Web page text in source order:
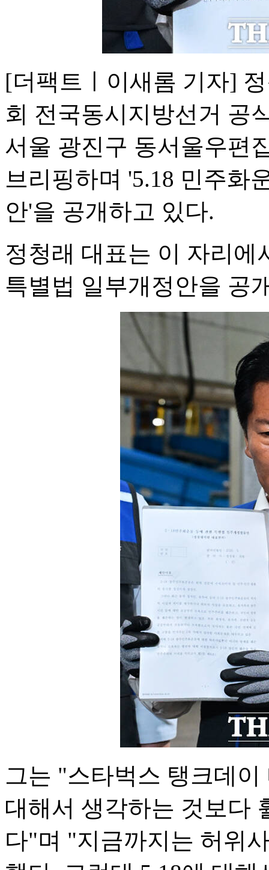
[더팩트ㅣ이새롬 기자]
회 전국동시지방선거 공
서울 광진구 동서울우편
브리핑하며 '5.18 민주화
안'을 공개하고 있다.
정청래 대표는 이 자리에
특별법 일부개정안을 공
그는 "스타벅스 탱크데
대해서 생각하는 것보다
다"며 "지금까지는 허위